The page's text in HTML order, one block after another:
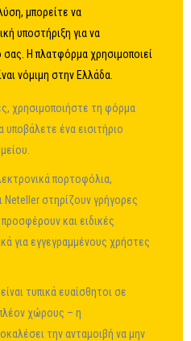
μπορείτε να
υποστήριξη για να
Η πλατφόρμα χρησιμοποιεί
νόμιμη στην Ελλάδα.
χρησιμοποιήστε τη φόρμα
υποβάλετε ένα εισιτήριο
πορτοφόλια,
Neteller στηρίζουν γρήγορες
και ειδικές
για εγγεγραμμένους χρήστες
τυπικά ευαίσθητοι σε
χώρους – η
την ανταμοιβή να μην